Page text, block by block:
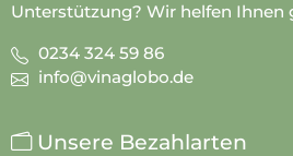
Unterstützung? Wir helfen Ihnen
0234 324 59 86
info@vinaglobo.de
Unsere Bezahlarten